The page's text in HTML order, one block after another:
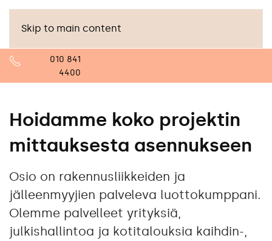
Skip to main content
010 841
4400
Hoidamme koko projektin
mittauksesta asennukseen
Osio on rakennusliikkeiden ja
jälleenmyyjien palveleva luottokumppani.
Olemme palvelleet yrityksiä,
julkishallintoa ja kotitalouksia kaihdin-,